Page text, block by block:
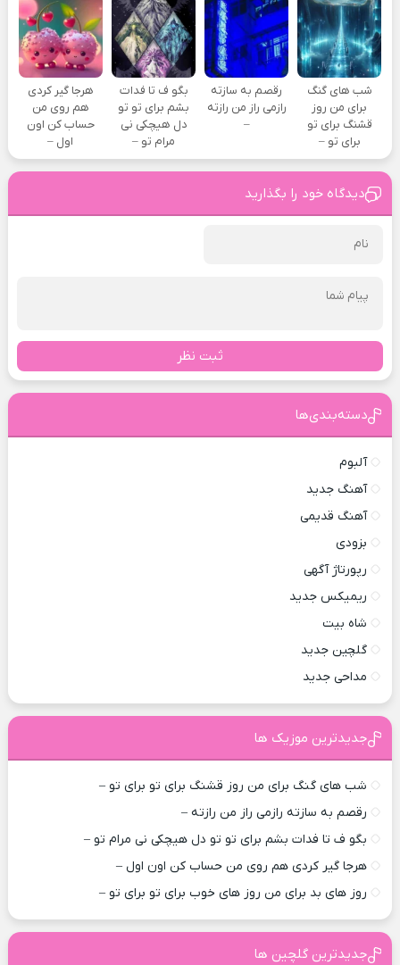
شب های گنگ
برای من روز
قشنگ برای تو
برای تو –
رقصم به سازته
رازمی راز من رازته
–
بگو ف تا فدات
بشم برای تو تو
دل هیچکی نی
مرام تو –
هرجا گیر کردی
هم روی من
حساب کن اون
اول –
دیدگاه خود را بگذارید
ثبت نظر
دسته‌بندی‌ها
آلبوم
آهنگ جدید
آهنگ قدیمی
بزودی
رپورتاژ آگهی
ریمیکس جدید
شاه بیت
گلچین جدید
مداحی جدید
جدیدترین موزیک ها
شب های گنگ برای من روز قشنگ برای تو برای تو –
رقصم به سازته رازمی راز من رازته –
بگو ف تا فدات بشم برای تو تو دل هیچکی نی مرام تو –
هرجا گیر کردی هم روی من حساب کن اون اول –
روز های بد برای من روز های خوب برای تو برای تو –
جدیدترین گلچین ها